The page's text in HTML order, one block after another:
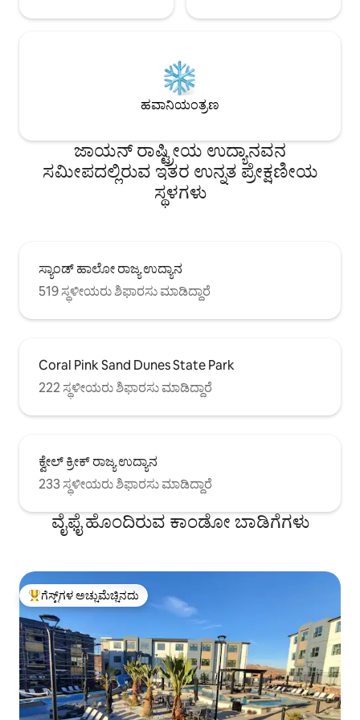
ಹವಾನಿಯಂತ್ರಣ
ಜಾಯನ್ ರಾಷ್ಟ್ರೀಯ ಉದ್ಯಾನವನ
ಸಮೀಪದಲ್ಲಿರುವ ಇತರ ಉನ್ನತ ಪ್ರೇಕ್ಷಣೀಯ
ಸ್ಥಳಗಳು
ಸ್ಯಾಂಡ್ ಹಾಲೋ ರಾಜ್ಯ ಉದ್ಯಾನ
519 ಸ್ಥಳೀಯರು ಶಿಫಾರಸು ಮಾಡಿದ್ದಾರೆ
Coral Pink Sand Dunes State Park
222 ಸ್ಥಳೀಯರು ಶಿಫಾರಸು ಮಾಡಿದ್ದಾರೆ
ಕ್ವೇಲ್ ಕ್ರೀಕ್ ರಾಜ್ಯ ಉದ್ಯಾನ
233 ಸ್ಥಳೀಯರು ಶಿಫಾರಸು ಮಾಡಿದ್ದಾರೆ
ವೈಫೈ ಹೊಂದಿರುವ ಕಾಂಡೋ ಬಾಡಿಗೆಗಳು
ಗೆಸ್ಟ್‌ಗಳಿಗೆ ಅತಿ ಹೆಚ್ಚು ಅಚ್ಚುಮೆಚ್ಚಿನದು
ಗೆಸ್ಟ್‌ಗಳ ಅಚ್ಚುಮೆಚ್ಚಿನದು